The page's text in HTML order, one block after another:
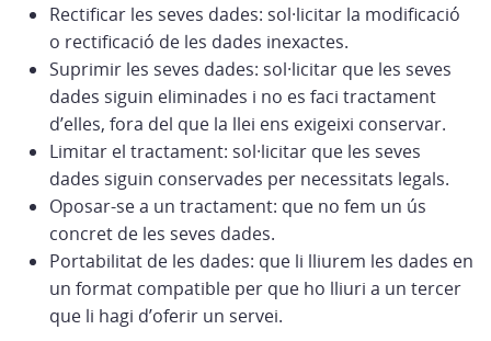
Rectificar les seves dades: sol·licitar la modificació
o rectificació de les dades inexactes.
Suprimir les seves dades: sol·licitar que les seves
dades siguin eliminades i no es faci tractament
d’elles, fora del que la llei ens exigeixi conservar.
Limitar el tractament: sol·licitar que les seves
dades siguin conservades per necessitats legals.
Oposar-se a un tractament: que no fem un ús
concret de les seves dades.
Portabilitat de les dades: que li lliurem les dades en
un format compatible per que ho lliuri a un tercer
que li hagi d’oferir un servei.